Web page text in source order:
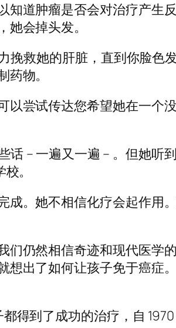
道肿瘤是否会对治疗产生
会掉头发。
挽救她的肝脏，直到你脸
物。
尝试传达您希望她在一个
话 – 一遍又一遍 – 。但她
。
。她不相信化疗会起作用
仍然相信奇迹和现代医学
出了如何让孩子免于癌症。
得到了成功的治疗，自